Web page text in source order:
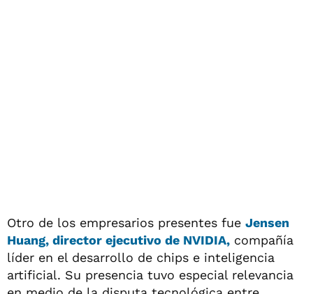
Otro de los empresarios presentes fue Jensen
Huang, director ejecutivo de NVIDIA, compañía
líder en el desarrollo de chips e inteligencia
artificial. Su presencia tuvo especial relevancia